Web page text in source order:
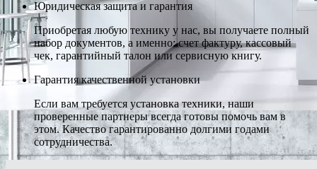
Юридическая защита и гарантия
Приобретая любую технику у нас, вы получаете полный
набор документов, а именно: счет фактуру, кассовый
чек, гарантийный талон или сервисную книгу.
Гарантия качественной установки
Если вам требуется установка техники, наши
проверенные партнеры всегда готовы помочь вам в
этом. Качество гарантированно долгими годами
сотрудничества.